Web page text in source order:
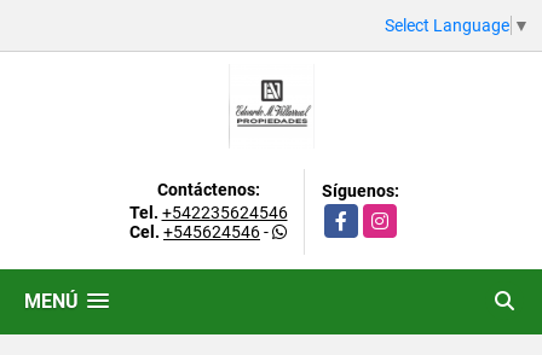
Select Language ▼
Contáctenos:
Tel. +542235624546
Cel. +545624546-
Síguenos:
FacebookInstagram
MENÚ